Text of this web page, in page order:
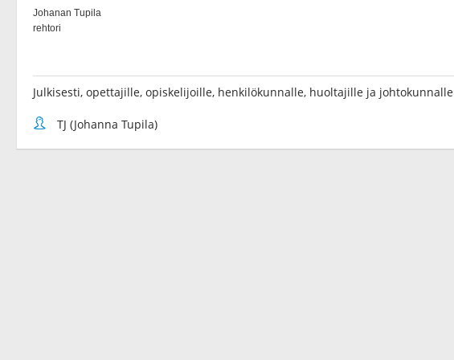
Julkisesti, opettajille, opiskelijoille, henkilökunnalle, huoltajille ja johtokunnalle
TJ (Johanna Tupila)